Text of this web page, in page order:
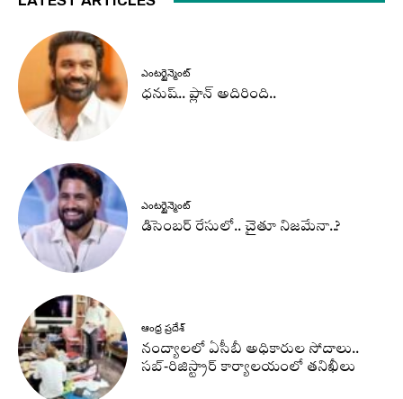
ఎంటర్టైన్మెంట్
ధనుష్‌.. ప్లాన్ అదిరింది..
ఎంటర్టైన్మెంట్
డిసెంబర్ రేసులో.. చైతూ నిజమేనా..?
ఆంధ్ర ప్రదేశ్
నంద్యాలలో ఏసీబీ అధికారుల సోదాలు..
సబ్-రిజిస్ట్రార్ కార్యాలయంలో తనిఖీలు